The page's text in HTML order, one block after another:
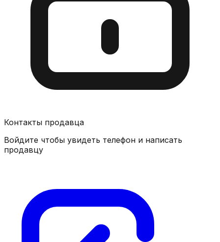
Контакты продавца
Войдите чтобы увидеть телефон и написать
продавцу